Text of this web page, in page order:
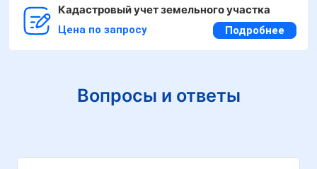
Кадастровый учет земельного участка
Цена по запросу Подробнее
Вопросы и ответы